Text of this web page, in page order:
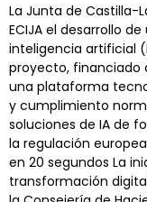
La Junta de Castilla-
ECIJA el desarrollo
inteligencia artificial
proyecto, financiado
una plataforma
y cumplimiento
soluciones de IA de
la regulación
en 20 segundos La
transformación